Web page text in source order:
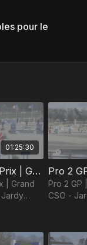
pour le
01:25:30
Pro 1 Grand Prix | Grand National CSO - Jardy 2023
| Grand
Jardy
Pro 2 GP
CSO -